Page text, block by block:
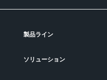
製品ライン
ソリューション